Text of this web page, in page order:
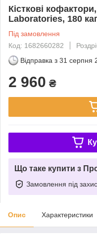
Кісткові
Laboratories, 180
Під замовлення
Код: 1682660282
Відправка з 31 серпня
2 960 ₴
Що таке купити з
Замовлення під
Опис Характеристики